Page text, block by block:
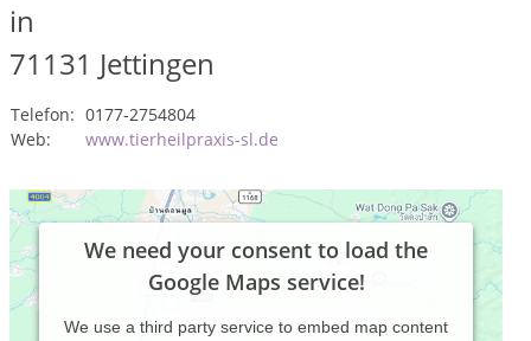
in
71131 Jettingen
Telefon: 0177-2754804
Web:
www.tierheilpraxis-sl.de
We need your consent to load the
Google Maps service!
We use a third party service to embed map content